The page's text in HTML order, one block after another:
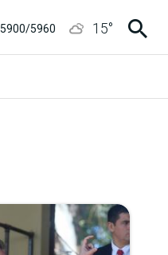
5900/5960
15°